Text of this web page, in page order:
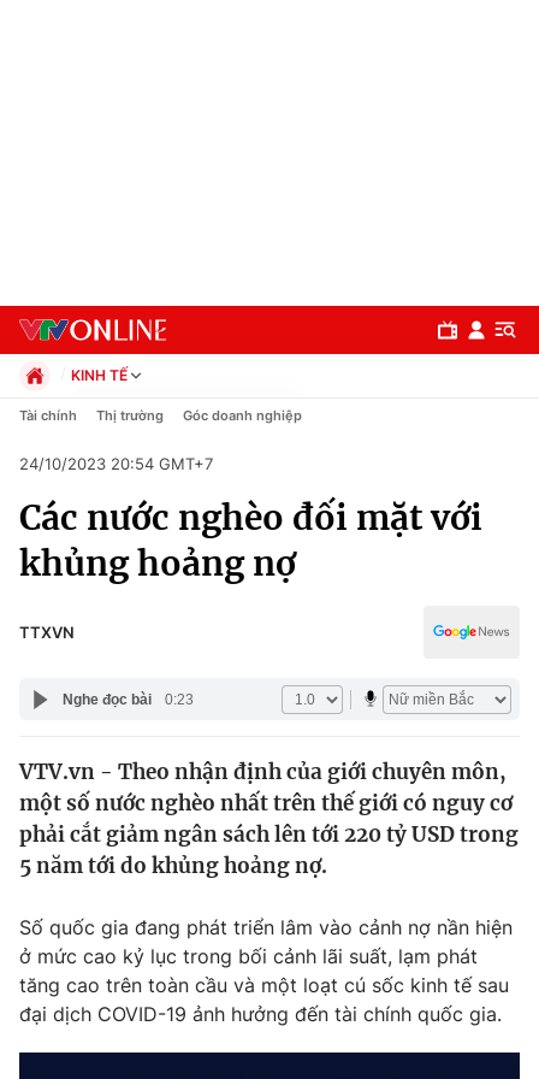
Chuyên mục
Chính trị
Pháp luật
Thế giới
Tin tức
Thế giới đó đây
Câu chuyện quốc tế
Tài chính
Thị trường
Dữ liệu và đời sống
KINH TẾ
Chính trị
Pháp luật
Kinh tế
Thể thao
Truyền hình
Công nghệ
Tài chính Thị trường Góc doanh nghiệp
24/10/2023 20:54 GMT+7
Các nước nghèo đối mặt với
khủng hoảng nợ
TTXVN
Nghe đọc bài 0:23
VTV.vn - Theo nhận định của giới chuyên môn,
một số nước nghèo nhất trên thế giới có nguy cơ
phải cắt giảm ngân sách lên tới 220 tỷ USD trong
5 năm tới do khủng hoảng nợ.
Số quốc gia đang phát triển lâm vào cảnh nợ nần hiện
ở mức cao kỷ lục trong bối cảnh lãi suất, lạm phát
tăng cao trên toàn cầu và một loạt cú sốc kinh tế sau
đại dịch COVID-19 ảnh hưởng đến tài chính quốc gia.